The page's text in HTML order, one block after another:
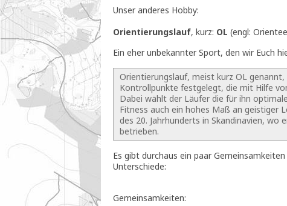
Unser anderes Hobby:
Orientierungslauf, kurz: OL (engl:
Ein eher unbekannter Sport, den wir Euch
Orientierungslauf, meist kurz OL
Kontrollpunkte festgelegt, die mit Hilfe
Dabei wählt der Läufer die für ihn
Fitness auch ein hohes Maß an geistiger
des 20. Jahrhunderts in Skandinavien,
betrieben.
Es gibt durchaus ein paar
Unterschiede:
Gemeinsamkeiten: